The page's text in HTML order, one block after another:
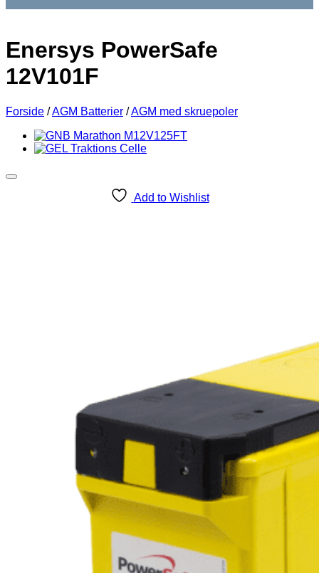
Enersys PowerSafe
12V101F
Forside /AGM Batterier /AGM med skruepoler
Add to Wishlist